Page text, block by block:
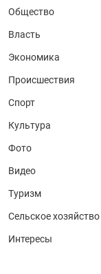
Общество
Власть
Экономика
Происшествия
Спорт
Культура
Фото
Видео
Туризм
Сельское хозяйство
Интересы